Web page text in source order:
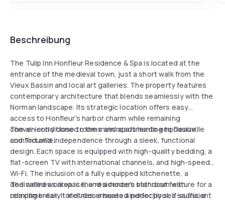
Beschreibung
The Tulip Inn Honfleur Residence & Spa is located at the
entrance of the medieval town, just a short walk from the
Vieux Bassin and local art galleries. The property features
contemporary architecture that blends seamlessly with the
Norman landscape. Its strategic location offers easy
access to Honfleur's harbor charm while remaining
conveniently close to the main roads leading to Deauville
and Trouville.
The air-conditioned rooms and apartments emphasize
comfort and independence through a sleek, functional
design. Each space is equipped with high-quality bedding, a
flat-screen TV with international channels, and high-speed
Wi-Fi. The inclusion of a fully equipped kitchenette, a
dedicated workspace, and a modern bathroom with
complimentary toiletries ensures a perfectly self-sufficient
The wellness area is the residence's standout feature for a
relaxing break. It includes a heated indoor pool, a sauna, a